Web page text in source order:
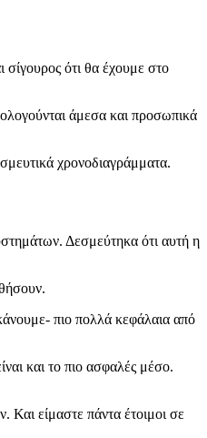
σίγουρος ότι θα έχουμε στο
άμεσα και προσωπικά
χρονοδιαγράμματα.
Δεσμεύτηκα ότι αυτή η
πιο πολλά κεφάλαια από
και το πιο ασφαλές μέσο.
είμαστε πάντα έτοιμοι σε